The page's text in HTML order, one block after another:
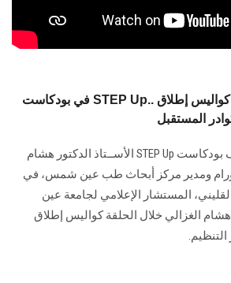
في بودكاست STEP Up.. هشام الغزالي يكشف كواليس إطلاق
المستقبل
في لقاء خاص، يستضيف بودكاست STEP Up الأســتاذ الدكتور هشام
ومدير مركز أبحاث طب عين شمس، في
المستشار الإعلامي لجامعة عين
الغزالي خلال الحلقة كواليس إطلاق